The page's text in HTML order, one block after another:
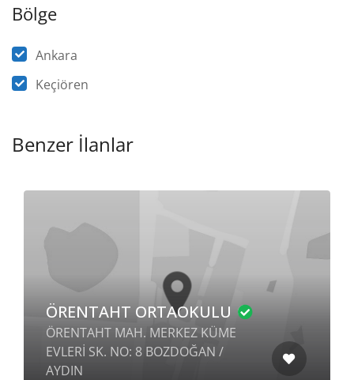
Bölge
Ankara
Keçiören
Benzer İlanlar
ÖRENTAHT ORTAOKULU
ÖRENTAHT MAH. MERKEZ KÜME
EVLERİ SK. NO: 8 BOZDOĞAN /
AYDIN